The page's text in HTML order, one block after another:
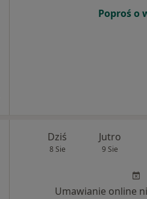
Poproś o
Dziś
8 Sie
Jutro
9 Sie
Umawianie online